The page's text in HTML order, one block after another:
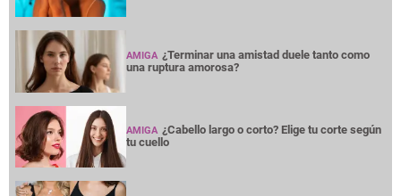
AMIGA ¿Terminar una amistad duele tanto como
una ruptura amorosa?
AMIGA ¿Cabello largo o corto? Elige tu corte según
tu cuello